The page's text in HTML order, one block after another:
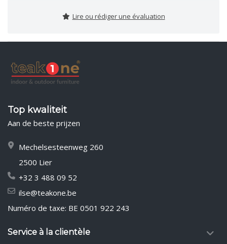
Lire ou rédiger une évaluation
Top kwaliteit
Aan de beste prijzen
Mechelsesteenweg 260
2500 Lier
+32 3 488 09 52
ilse@teakone.be
Numéro de taxe: BE 0501 922 243
Service à la clientèle